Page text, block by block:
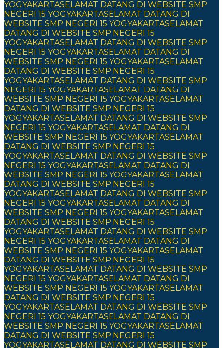
YOGYAKARTASELAMAT DATANG DI WEBSITE SMP
NEGERI 15 YOGYAKARTASELAMAT DATANG DI
WEBSITE SMP NEGERI 15 YOGYAKARTASELAMAT
DATANG DI WEBSITE SMP NEGERI 15
YOGYAKARTASELAMAT DATANG DI WEBSITE SMP
NEGERI 15 YOGYAKARTASELAMAT DATANG DI
WEBSITE SMP NEGERI 15 YOGYAKARTASELAMAT
DATANG DI WEBSITE SMP NEGERI 15
YOGYAKARTASELAMAT DATANG DI WEBSITE SMP
NEGERI 15 YOGYAKARTASELAMAT DATANG DI
WEBSITE SMP NEGERI 15 YOGYAKARTASELAMAT
DATANG DI WEBSITE SMP NEGERI 15
YOGYAKARTASELAMAT DATANG DI WEBSITE SMP
NEGERI 15 YOGYAKARTASELAMAT DATANG DI
WEBSITE SMP NEGERI 15 YOGYAKARTASELAMAT
DATANG DI WEBSITE SMP NEGERI 15
YOGYAKARTASELAMAT DATANG DI WEBSITE SMP
NEGERI 15 YOGYAKARTASELAMAT DATANG DI
WEBSITE SMP NEGERI 15 YOGYAKARTASELAMAT
DATANG DI WEBSITE SMP NEGERI 15
YOGYAKARTASELAMAT DATANG DI WEBSITE SMP
NEGERI 15 YOGYAKARTASELAMAT DATANG DI
WEBSITE SMP NEGERI 15 YOGYAKARTASELAMAT
DATANG DI WEBSITE SMP NEGERI 15
YOGYAKARTASELAMAT DATANG DI WEBSITE SMP
NEGERI 15 YOGYAKARTASELAMAT DATANG DI
WEBSITE SMP NEGERI 15 YOGYAKARTASELAMAT
DATANG DI WEBSITE SMP NEGERI 15
YOGYAKARTASELAMAT DATANG DI WEBSITE SMP
NEGERI 15 YOGYAKARTASELAMAT DATANG DI
WEBSITE SMP NEGERI 15 YOGYAKARTASELAMAT
DATANG DI WEBSITE SMP NEGERI 15
YOGYAKARTASELAMAT DATANG DI WEBSITE SMP
NEGERI 15 YOGYAKARTASELAMAT DATANG DI
WEBSITE SMP NEGERI 15 YOGYAKARTASELAMAT
DATANG DI WEBSITE SMP NEGERI 15
YOGYAKARTASELAMAT DATANG DI WEBSITE SMP